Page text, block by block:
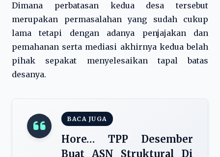
Dimana perbatasan kedua desa tersebut
merupakan permasalahan yang sudah cukup
lama tetapi dengan adanya penjajakan dan
pemahanan serta mediasi akhirnya kedua belah
pihak sepakat menyelesaikan tapal batas
desanya.
BACA JUGA
Hore… TPP Desember
Buat ASN Struktural Di